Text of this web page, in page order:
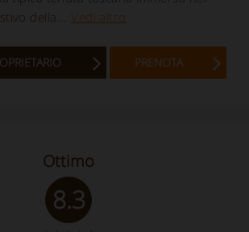
della... Vedi altro
PRENOTA
8.3
Ottimo